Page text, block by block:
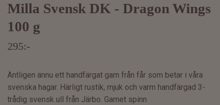
Milla Svensk DK - Dragon Wings
100 g
295:-
Äntligen ännu ett handfärgat garn från får som betar i våra
svenska hagar. Härligt rustik, mjuk och varm handfärgad 3-
trådig svensk ull från Järbo. Garnet spinn